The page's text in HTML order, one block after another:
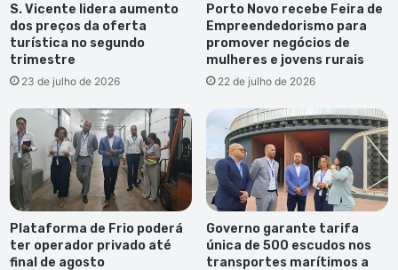
S. Vicente lidera aumento
dos preços da oferta
turística no segundo
trimestre
23 de julho de 2026
Porto Novo recebe Feira de
Empreendedorismo para
promover negócios de
mulheres e jovens rurais
22 de julho de 2026
Plataforma de Frio poderá
ter operador privado até
final de agosto
Governo garante tarifa
única de 500 escudos nos
transportes marítimos a